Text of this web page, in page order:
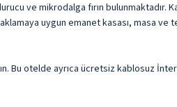
ve mikrodalga fırın
uygun emanet kasası, masa
Bu otelde ayrıca ücretsiz kablosuz